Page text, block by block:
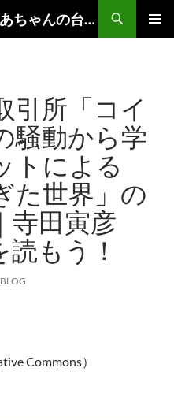
ばあちゃんの料理教室｜ばあちゃんの台所から学ぶ、食と健康の知恵
引所「コイ
騒動から学
トによる
た世界」の
寺田寅彦
読もう！
Commons）